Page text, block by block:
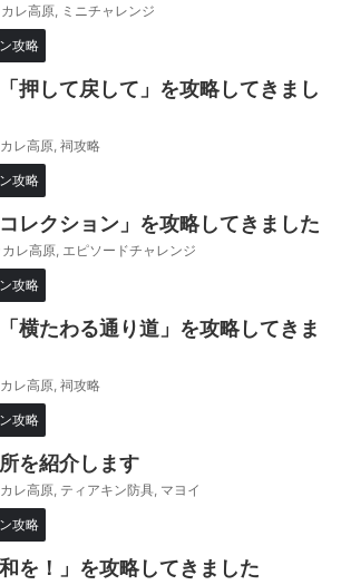
レ高原 ミニチャレンジ
攻略
押して戻して」を攻略してきまし
レ高原 祠攻略
攻略
レクション」を攻略してきました
カレ高原 エピソードチャレンジ
攻略
横たわる通り道」を攻略してきま
レ高原 祠攻略
攻略
を紹介します
レ高原 ティアキン防具 マヨイ
攻略
を！」を攻略してきました